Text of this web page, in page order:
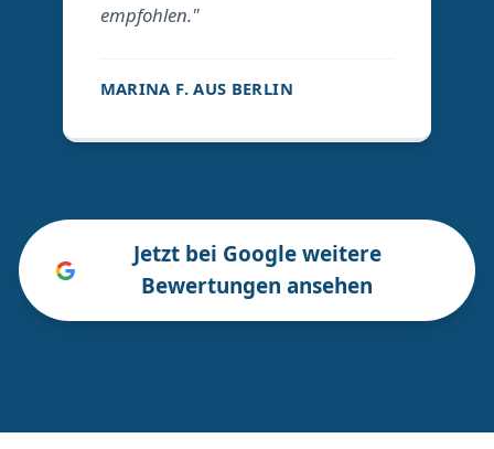
empfohlen."
MARINA F. AUS BERLIN
Jetzt bei Google weitere
Bewertungen ansehen